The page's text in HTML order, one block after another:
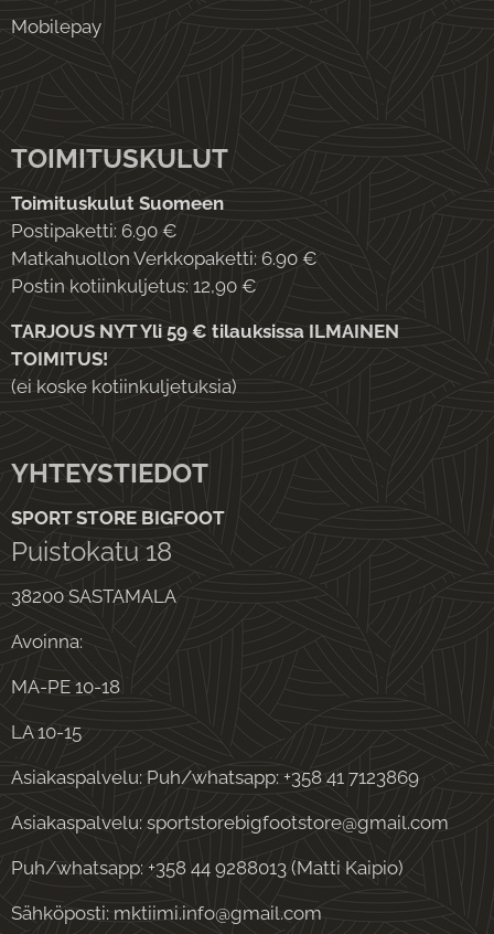
Mobilepay
TOIMITUSKULUT
Toimituskulut Suomeen
Postipaketti: 6.90 €
Matkahuollon Verkkopaketti: 6.90 €
Postin kotiinkuljetus: 12,90 €
TARJOUS NYT Yli 59 € tilauksissa ILMAINEN
TOIMITUS!
(ei koske kotiinkuljetuksia)
YHTEYSTIEDOT
SPORT STORE BIGFOOT
Puistokatu 18
38200 SASTAMALA
Avoinna:
MA-PE 10-18
LA 10-15
Asiakaspalvelu: Puh/whatsapp: +358 41 7123869
Asiakaspalvelu: sportstorebigfootstore@gmail.com
Puh/whatsapp: +358 44 9288013 (Matti Kaipio)
Sähköposti: mktiimi.info@gmail.com